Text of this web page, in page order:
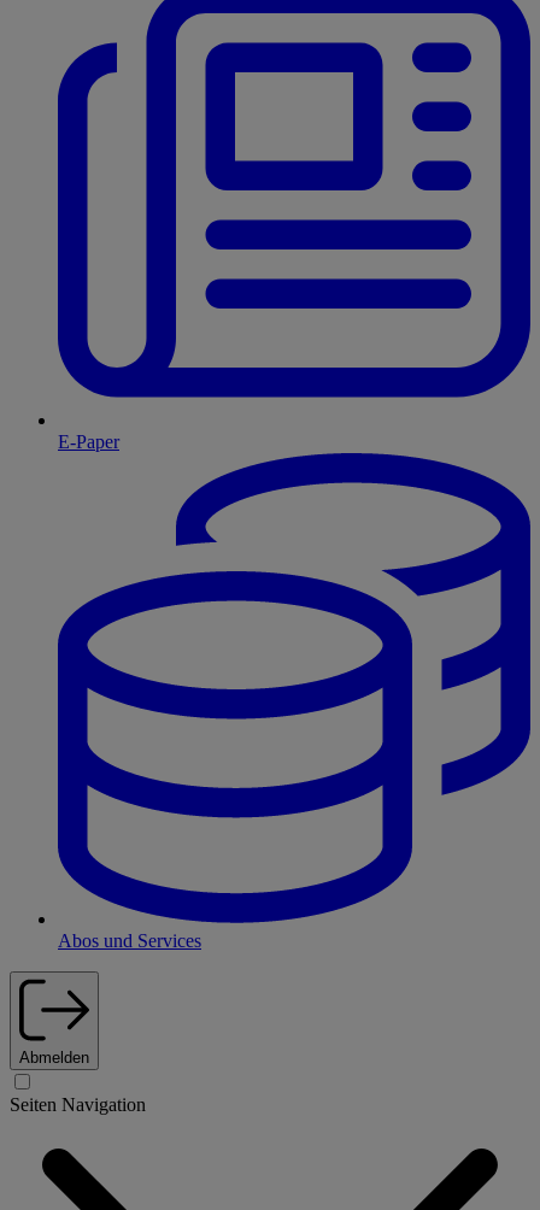
E-Paper
Abos und Services
Abmelden
Seiten Navigation